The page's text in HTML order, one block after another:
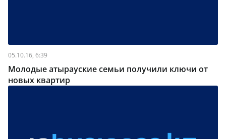
05.10.16, 6:39
Молодые атырауские семьи получили ключи от
новых квартир